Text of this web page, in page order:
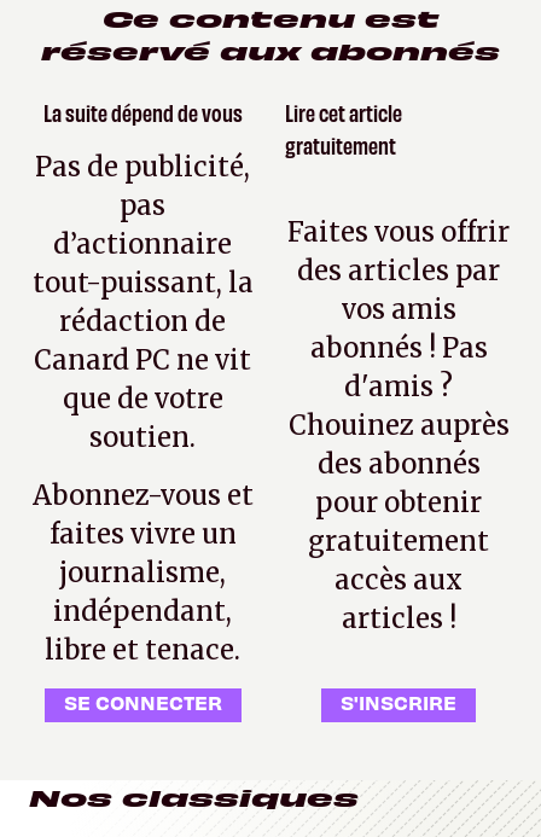
Ce contenu est
réservé aux abonnés
La suite dépend de vous
Pas de publicité,
pas
d’actionnaire
tout-puissant, la
rédaction de
Canard PC ne vit
que de votre
soutien.
Abonnez-vous et
faites vivre un
journalisme,
indépendant,
libre et tenace.
SE CONNECTER
Lire cet article
gratuitement
Faites vous offrir
des articles par
vos amis
abonnés ! Pas
d'amis ?
Chouinez auprès
des abonnés
pour obtenir
gratuitement
accès aux
articles !
S'INSCRIRE
Nos classiques